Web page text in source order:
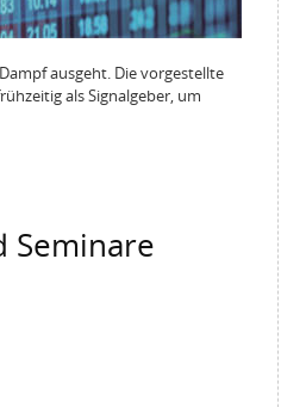
ausgeht. Die vorgestellte
als Signalgeber, um
Seminare